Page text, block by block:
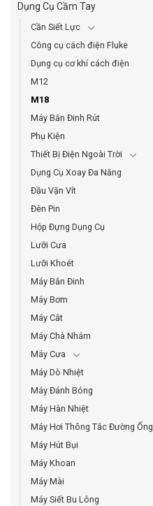
Dụng Cụ Cầm Tay
Cần Siết Lực
Công cụ cách điện Fluke
Dụng cụ cơ khí cách điện
M12
M18
Máy Bắn Đinh Rút
Phụ Kiện
Thiết Bị Điện Ngoài Trời
Dụng Cụ Xoay Đa Năng
Đầu Vặn Vít
Đèn Pin
Hộp Đựng Dụng Cụ
Lưỡi Cưa
Lưỡi Khoét
Máy Bắn Đinh
Máy Bơm
Máy Cắt
Máy Chà Nhám
Máy Cưa
Máy Dò Nhiệt
Máy Đánh Bóng
Máy Hàn Nhiệt
Máy Hơi Thông Tắc Đường Ống
Máy Hút Bụi
Máy Khoan
Máy Mài
Máy Siết Bu Lông